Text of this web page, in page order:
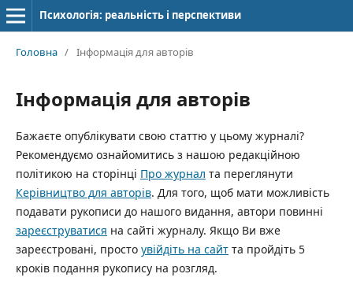
Психологія: реальність і перспективи
Головна / Інформація для авторів
Інформація для авторів
Бажаєте опублікувати свою статтю у цьому журналі?
Рекомендуємо ознайомитись з нашою редакційною
політикою на сторінці Про журнал та переглянути
Керівництво для авторів. Для того, щоб мати можливість
подавати рукописи до нашого видання, автори повинні
зареєструватися на сайті журналу. Якщо Ви вже
зареєстровані, просто увійдіть на сайтта пройдіть 5
кроків подання рукопису на розгляд.